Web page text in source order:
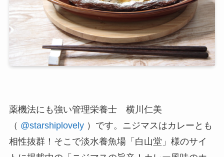
薬機法にも強い管理栄養士 横川仁美
（ @starshiplovely）です。ニジマスはカレーとも
相性抜群！そこで淡水養魚場「白山堂」様のサイ